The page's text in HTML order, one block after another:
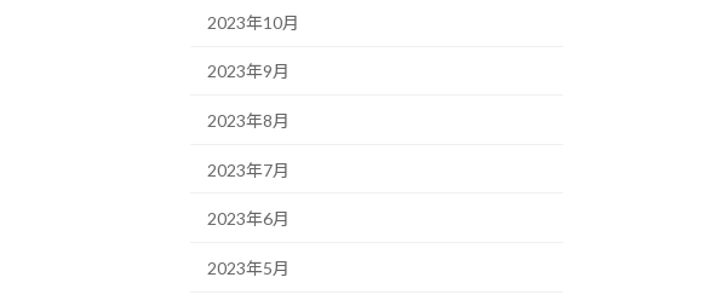
2023年10月
2023年9月
2023年8月
2023年7月
2023年6月
2023年5月